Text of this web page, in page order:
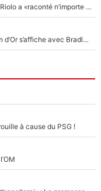
«Je m’en veux terriblement» : Le jour où Daniel Riolo a «raconté n’importe quoi» dans l'After Foot !
Ousmane Dembélé de retour au PSG : Le Ballon d’Or s’affiche avec Bradley Barcola en plein cœur du feuilleton sur son départ !
à cause du PSG !